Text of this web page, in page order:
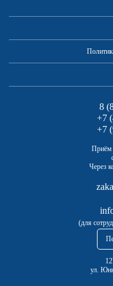
8
+7
+7
Приём
Через
(для
ул.